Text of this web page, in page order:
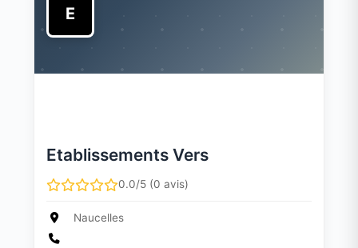
E
Etablissements Vers
0.0/5 (0 avis)
Naucelles